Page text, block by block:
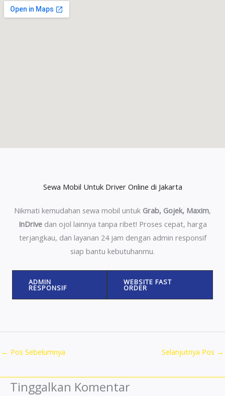
Sewa Mobil Untuk Driver Online di Jakarta
Nikmati kemudahan sewa mobil untuk Grab, Gojek, Maxim,
InDrive dan ojol lainnya tanpa ribet! Proses cepat, harga
terjangkau, dan layanan 24 jam dengan admin responsif
siap bantu kebutuhanmu.
ADMIN
RESPONSIF
WEBSITE FAST
ORDER
← Pos Sebelumnya Selanjutnya Pos →
Tinggalkan Komentar